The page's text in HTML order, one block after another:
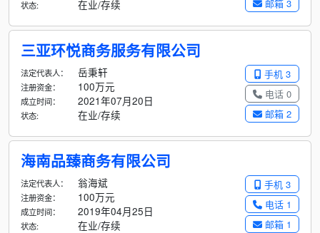
邮箱 3
状态: 在业/存续
三亚环悦商务服务有限公司
手机 3
电话 0
邮箱 2
法定代表人： 岳秉轩
注册资金： 100万元
成立时间： 2021年07月20日
状态: 在业/存续
海南品臻商务有限公司
手机 3
电话 1
邮箱 1
法定代表人： 翁海斌
注册资金： 100万元
成立时间： 2019年04月25日
状态: 在业/存续